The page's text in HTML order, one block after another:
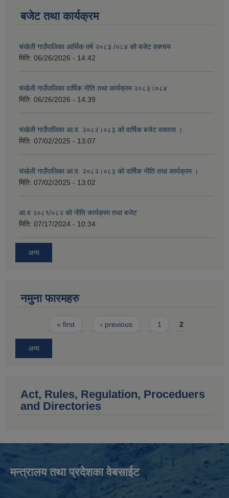
बजेट तथा कार्यक्रम
चंखेली गाउँपालिका आर्थिक वर्ष २०८३ /०८४ को बजेट वक्त्वय
मिति: 06/26/2026 - 14:42
चंखेली गाउँपालिका वार्षिक नीति तथा कार्यक्रम २०८३।०८४
मिति: 06/26/2026 - 14:39
चंखेली गाउँपालिका आ.व. २०८२।०८३ को वार्षिक बजेट वक्तव्य ।
मिति: 07/02/2025 - 13:07
चंखेली गाउँपालिका आ.व. २०८२।०८३ को वार्षिक नीति तथा कार्यक्रम ।
मिति: 07/02/2025 - 13:02
आ.व २०८१/०८२ को नीति कार्यक्रम तथा बजेट
मिति: 07/17/2024 - 10:34
अन्य
नमुना फारमहरु
Pages« first ‹ previous 1 2
अन्य
Act, Rules, Regulation, Proceduers
and Directories
मन्त्रालय तथा प्रदेशका वेबसाईट